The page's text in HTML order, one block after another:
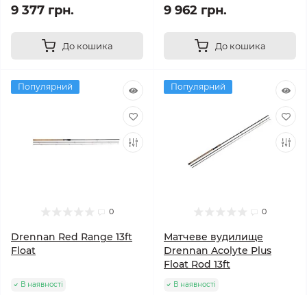
9 377 грн.
До кошика
9 962 грн.
До кошика
Популярний
0
Drennan Red Range 13ft
Float
В наявності
Популярний
0
Матчеве вудилище
Drennan Acolyte Plus
Float Rod 13ft
В наявності